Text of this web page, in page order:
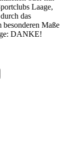
Laage,
das
Maße
DANKE!